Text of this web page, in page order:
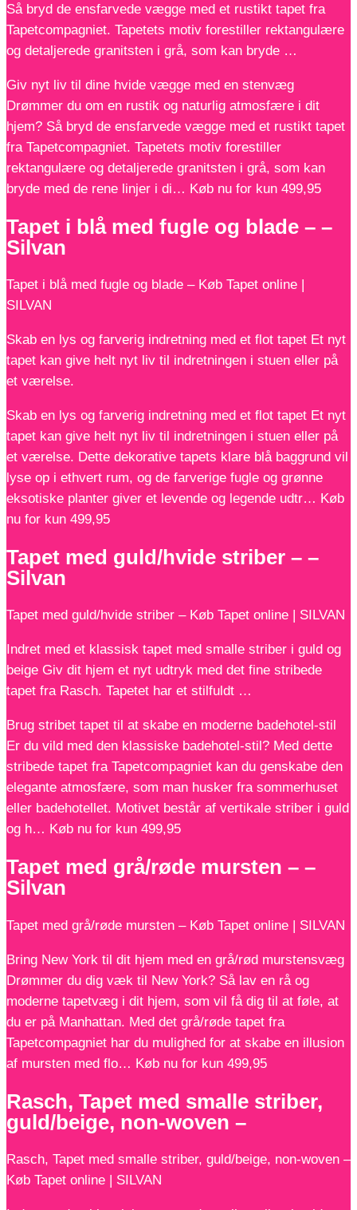
Så bryd de ensfarvede vægge med et rustikt tapet fra
Tapetcompagniet. Tapetets motiv forestiller rektangulære
og detaljerede granitsten i grå, som kan bryde …
Giv nyt liv til dine hvide vægge med en stenvæg
Drømmer du om en rustik og naturlig atmosfære i dit
hjem? Så bryd de ensfarvede vægge med et rustikt tapet
fra Tapetcompagniet. Tapetets motiv forestiller
rektangulære og detaljerede granitsten i grå, som kan
bryde med de rene linjer i di… Køb nu for kun 499,95
Tapet i blå med fugle og blade – –
Silvan
Tapet i blå med fugle og blade – Køb Tapet online |
SILVAN
Skab en lys og farverig indretning med et flot tapet Et nyt
tapet kan give helt nyt liv til indretningen i stuen eller på
et værelse.
Skab en lys og farverig indretning med et flot tapet Et nyt
tapet kan give helt nyt liv til indretningen i stuen eller på
et værelse. Dette dekorative tapets klare blå baggrund vil
lyse op i ethvert rum, og de farverige fugle og grønne
eksotiske planter giver et levende og legende udtr… Køb
nu for kun 499,95
Tapet med guld/hvide striber – –
Silvan
Tapet med guld/hvide striber – Køb Tapet online | SILVAN
Indret med et klassisk tapet med smalle striber i guld og
beige Giv dit hjem et nyt udtryk med det fine stribede
tapet fra Rasch. Tapetet har et stilfuldt …
Brug stribet tapet til at skabe en moderne badehotel-stil
Er du vild med den klassiske badehotel-stil? Med dette
stribede tapet fra Tapetcompagniet kan du genskabe den
elegante atmosfære, som man husker fra sommerhuset
eller badehotellet. Motivet består af vertikale striber i guld
og h… Køb nu for kun 499,95
Tapet med grå/røde mursten – –
Silvan
Tapet med grå/røde mursten – Køb Tapet online | SILVAN
Bring New York til dit hjem med en grå/rød murstensvæg
Drømmer du dig væk til New York? Så lav en rå og
moderne tapetvæg i dit hjem, som vil få dig til at føle, at
du er på Manhattan. Med det grå/røde tapet fra
Tapetcompagniet har du mulighed for at skabe en illusion
af mursten med flo… Køb nu for kun 499,95
Rasch, Tapet med smalle striber,
guld/beige, non-woven –
Rasch, Tapet med smalle striber, guld/beige, non-woven –
Køb Tapet online | SILVAN